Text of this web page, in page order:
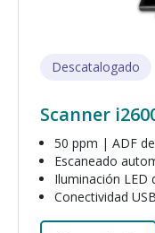
Descatalogado
Scanner
50 ppm | ADF
Escaneado
Iluminación LED
Conectividad USB